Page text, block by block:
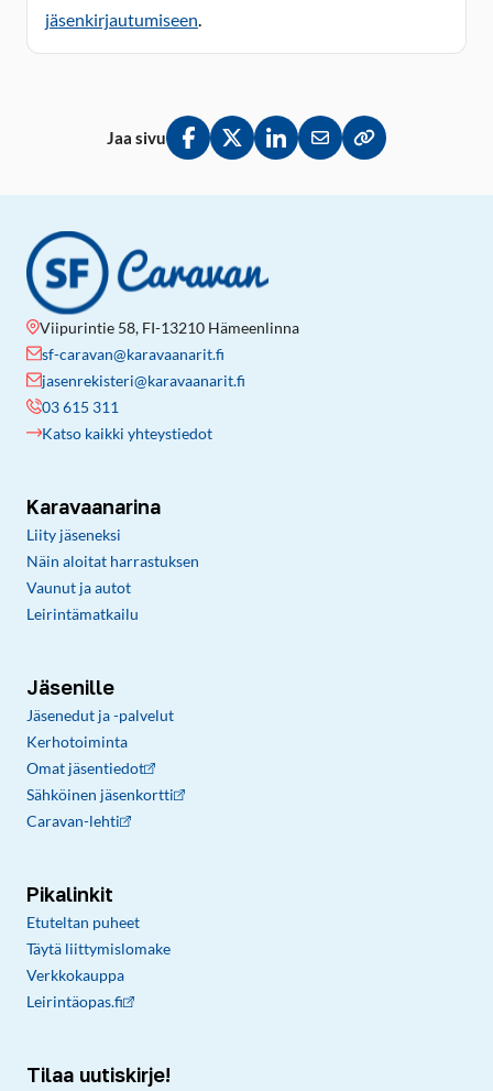
jäsenkirjautumiseen.
Jaa sivu
Jaa Facebookissa
Jaa Twitterissä
Jaa LinkedInissä
Jaa sähköpostitse
Kopioi linkki
Viipurintie 58, FI-13210 Hämeenlinna
sf-caravan@karavaanarit.fi
jasenrekisteri@karavaanarit.fi
03 615 311
Katso kaikki yhteystiedot
Karavaanarina
Liity jäseneksi
Näin aloitat harrastuksen
Vaunut ja autot
Leirintämatkailu
Jäsenille
Jäsenedut ja -palvelut
Kerhotoiminta
Omat jäsentiedot
Sähköinen jäsenkortti
Caravan-lehti
Pikalinkit
Etuteltan puheet
Täytä liittymislomake
Verkkokauppa
Leirintäopas.fi
Tilaa uutiskirje!